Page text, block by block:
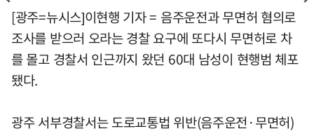
[광주=뉴시스]이현행 기자 = 음주운전과 무면허 혐의로
조사를 받으러 오라는 경찰 요구에 또다시 무면허로 차
를 몰고 경찰서 인근까지 왔던 60대 남성이 현행범 체포
됐다.
광주 서부경찰서는 도로교통법 위반(음주운전·무면허)